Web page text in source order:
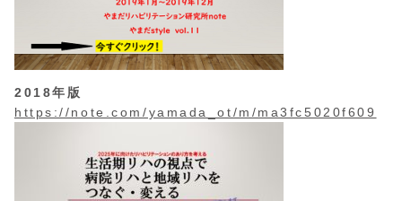
2018年版
https://note.com/yamada_ot/m/ma3fc5020f609